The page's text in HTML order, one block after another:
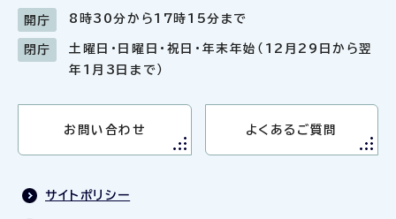
開庁 8時30分から17時15分まで
閉庁
土曜日・日曜日・祝日・年末年始（12月29日から翌
年1月3日まで）
お問い合わせ よくあるご質問
サイトポリシー